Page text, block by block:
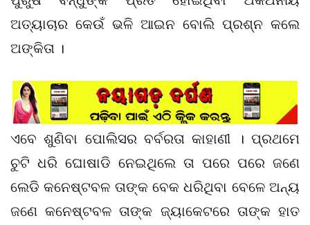
ଅତ୍ୟାଚାର କେଉଁ ଭଳି ଆଇନ ବୋଲି ପ୍ରଶ୍ନ କଲେ
ଅଙ୍କିତା ।
ଏବେ ଶୁଣିବା ପୋଲିସର ବର୍ବରତା କାହାଣୀ । ପ୍ରଥମେ
ଚୁଟି ଧରି ଘୋଷାଡି ନେଇଥିଲେ ତା ପରେ ପରେ ଜଣେ
ଲେଡି କନେଷ୍ଟବଳ ତାଙ୍କ ବେକ ଧରିଥିବା ବେଳେ ଅନ୍ୟ
ଜଣେ କନେଷ୍ଟବଳ ତାଙ୍କ ଜ୍ୟାକେଟରେ ତାଙ୍କ ହାତ